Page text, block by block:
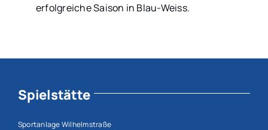
erfolgreiche Saison in Blau-Weiss.
Spielstätte
Sportanlage Wilhelmstraße